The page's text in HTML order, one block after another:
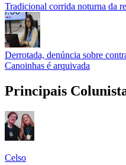
Tradicional corrida noturna da
Derrotada, denúncia sobre
Canoinhas é arquivada
Principais
Celso